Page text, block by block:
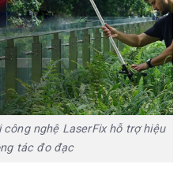
Charge+Ethernet)
plug TNC
410-470MHz
Satel, etc
nHotspot/Data Link
+ EDR and 4.0
công nghệ LaserFix hỗ trợ hiệu
tác đo đạc